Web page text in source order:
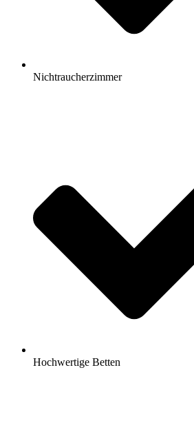
Nichtraucherzimmer
Hochwertige Betten